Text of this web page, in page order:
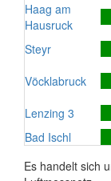
Haag am
Hausruck
Steyr
Vöcklabruck
Lenzing 3
Bad Ischl
Es handelt sich